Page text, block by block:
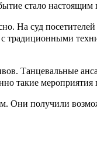
стало настоящим
На суд
традиционными
Танцевальные
такие
получили